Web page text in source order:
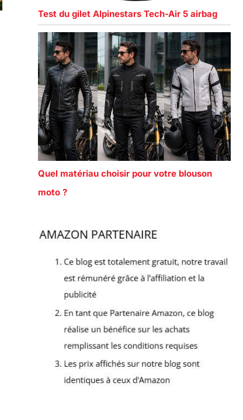
Test du gilet Alpinestars Tech-Air 5 airbag
Quel matériau choisir pour votre blouson
moto ?